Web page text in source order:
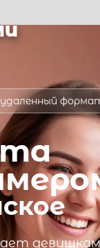
удаленный
девушкам